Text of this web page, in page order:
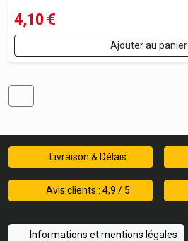
4,10 €
Ajouter au panier
Livraison & Délais
Avis clients : 4,9 / 5
Informations et mentions légales